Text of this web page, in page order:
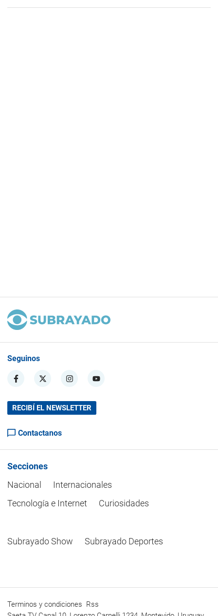
Seguinos
RECIBÍ EL NEWSLETTER
Contactanos
Secciones
Nacional
Internacionales
Tecnología e Internet
Curiosidades
Subrayado Show Subrayado Deportes
Terminos y condiciones Rss